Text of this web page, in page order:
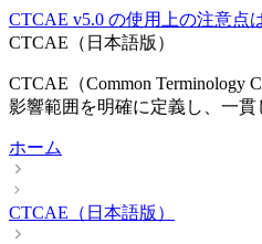
CTCAE v5.0 の使用上の注意点
CTCAE（日本語版）
CTCAE（Common
影響範囲を明確に定義し、一貫
ホーム
CTCAE（日本語版）